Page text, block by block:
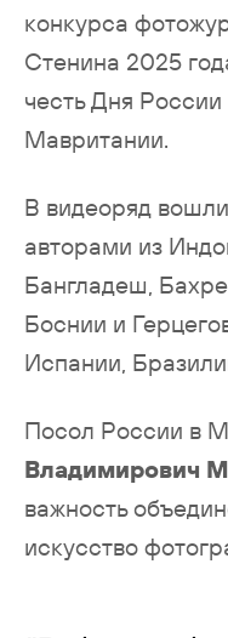
конкурса
Стенина 2025
честь Дня
Мавритании.
В видеоряд
авторами из
Бангладеш,
Боснии и
Испании,
Посол России в
Владимирович
важность
искусство